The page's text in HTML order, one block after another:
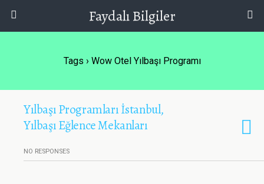
Faydalı Bilgiler
Tags › Wow Otel Yılbaşı Programı
Yılbaşı Programları İstanbul,
Yılbaşı Eğlence Mekanları
NO RESPONSES